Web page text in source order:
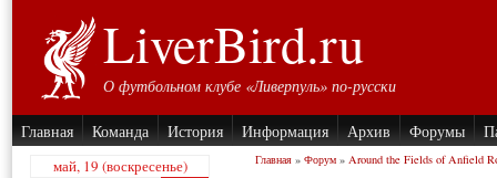
LiverBird.ru
О футбольном клубе «Ливерпуль» по-русски
Главная Команда История Информация Архив Форумы
май, 19 (воскресенье) Главная » Форум » Around the Fields of Anfield